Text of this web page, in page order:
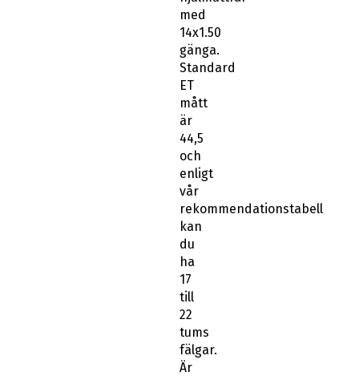
med
14x1.50
gänga.
Standard
ET
mått
är
44,5
och
enligt
vår
rekommendationstabell
kan
du
ha
17
till
22
tums
fälgar.
Är